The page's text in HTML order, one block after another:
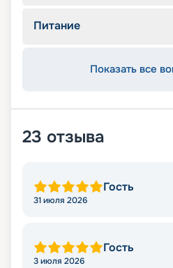
Питание
Показать все
23 отзыва
Гость
31 июля 2026
Гость
3 июля 2026